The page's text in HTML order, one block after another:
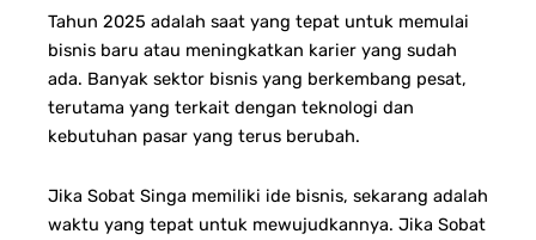
Tahun 2025 adalah saat yang tepat untuk memulai
bisnis baru atau meningkatkan karier yang sudah
ada. Banyak sektor bisnis yang berkembang pesat,
terutama yang terkait dengan teknologi dan
kebutuhan pasar yang terus berubah.
Jika Sobat Singa memiliki ide bisnis, sekarang adalah
waktu yang tepat untuk mewujudkannya. Jika Sobat